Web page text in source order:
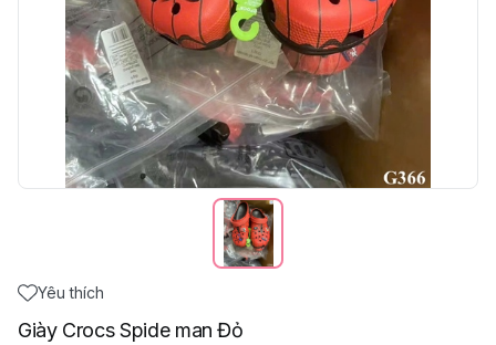
Yêu thích
Giày Crocs Spide man Đỏ